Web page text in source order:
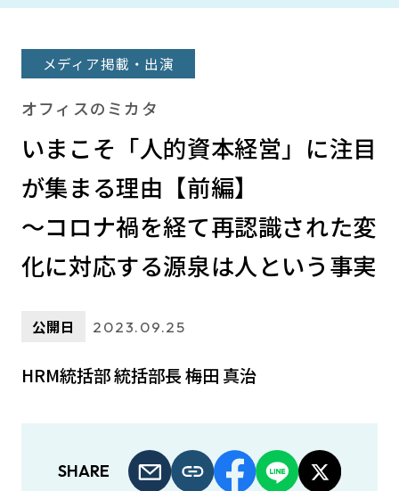
メディア掲載・出演
オフィスのミカタ
いまこそ「人的資本経営」に注目
が集まる理由【前編】
～コロナ禍を経て再認識された変
化に対応する源泉は人という事実
公開日 2023.09.25
HRM統括部 統括部長 梅田 真治
SHARE